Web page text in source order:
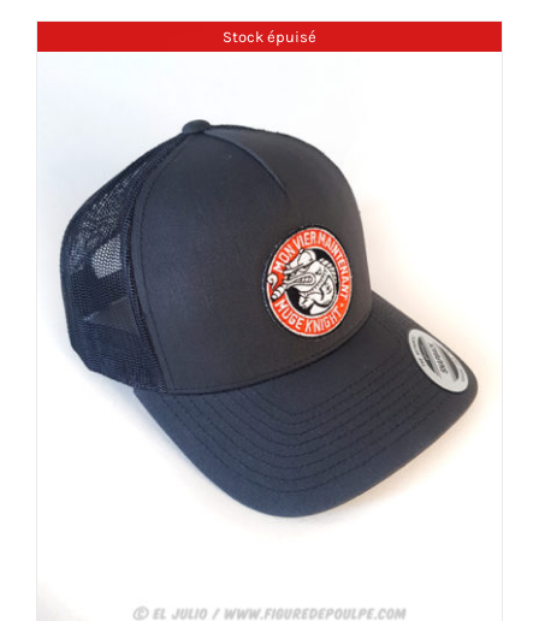
plusieurs
variations.
peuvent
choisies
Stock épuisé